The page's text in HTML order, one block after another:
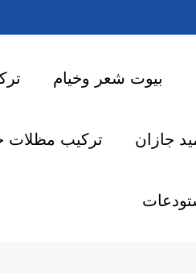
بيوت شعر وخيام
جازان تركيب مظلات